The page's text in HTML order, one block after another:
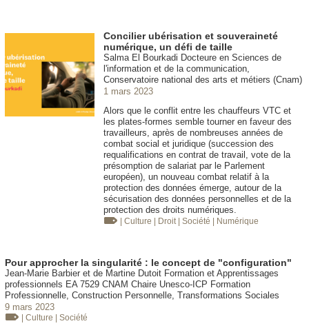
Concilier ubérisation et souveraineté
numérique, un défi de taille
Salma El Bourkadi Docteure en Sciences de
l'information et de la communication,
Conservatoire national des arts et métiers (Cnam)
1 mars 2023
Alors que le conflit entre les chauffeurs VTC et
les plates-formes semble tourner en faveur des
travailleurs, après de nombreuses années de
combat social et juridique (succession des
requalifications en contrat de travail, vote de la
présomption de salariat par le Parlement
européen), un nouveau combat relatif à la
protection des données émerge, autour de la
sécurisation des données personnelles et de la
protection des droits numériques.
| Culture | Droit | Société | Numérique
Pour approcher la singularité : le concept de "configuration"
Jean-Marie Barbier et de Martine Dutoit Formation et Apprentissages
professionnels EA 7529 CNAM Chaire Unesco-ICP Formation
Professionnelle, Construction Personnelle, Transformations Sociales
9 mars 2023
| Culture | Société